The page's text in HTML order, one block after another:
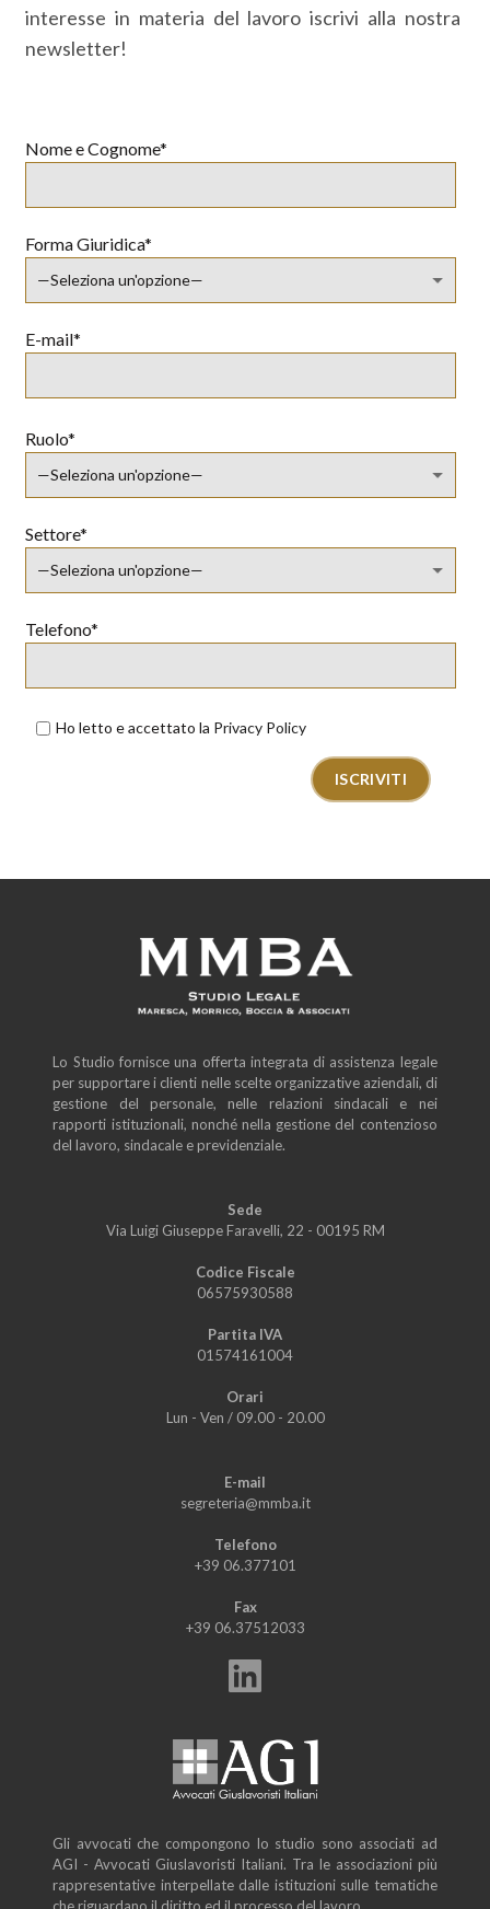
interesse in materia del lavoro iscrivi alla nostra
newsletter!
Nome e Cognome*
Forma Giuridica*
E-mail*
Ruolo*
Settore*
Telefono*
Ho letto e accettato la Privacy Policy
Lo Studio fornisce una offerta integrata di assistenza legale
per supportare i clienti nelle scelte organizzative aziendali, di
gestione del personale, nelle relazioni sindacali e nei
rapporti istituzionali, nonché nella gestione del contenzioso
del lavoro, sindacale e previdenziale.
Sede
Via Luigi Giuseppe Faravelli, 22 - 00195 RM
Codice Fiscale
06575930588
Partita IVA
01574161004
Orari
Lun - Ven / 09.00 - 20.00
E-mail
segreteria@mmba.it
Telefono
+39 06.377101
Fax
+39 06.37512033
Gli avvocati che compongono lo studio sono associati ad
AGI - Avvocati Giuslavoristi Italiani. Tra le associazioni più
rappresentative interpellate dalle istituzioni sulle tematiche